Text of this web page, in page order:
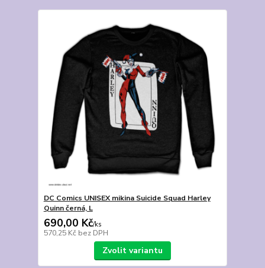
DC Comics UNISEX mikina Suicide Squad Harley
Quinn černá, L
690,00 Kč/ks
570,25 Kč bez DPH
Zvolit variantu